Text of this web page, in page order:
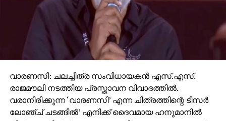
വാരണസി: ചലച്ചിത്ര സംവിധായകന്‍ എസ്.എസ്.
രാജമൗലി നടത്തിയ പ്രസ്താവന വിവാദത്തില്‍.
വരാനിരിക്കുന്ന ‘വാരണസി’ എന്ന ചിത്രത്തിന്റെ ടീസര്‍
ലോഞ്ച് ചടങ്ങില്‍’ എനിക്ക് ദൈവമായ ഹനുമാനില്‍